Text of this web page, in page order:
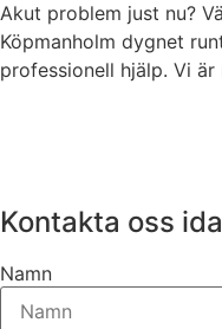
Akut problem just nu?
Köpmanholm dygnet
professionell hjälp. Vi
Kontakta oss
Namn